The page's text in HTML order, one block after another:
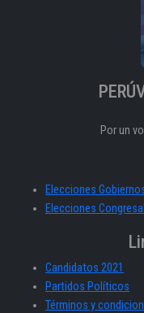
Por un
Elecciones
Elecciones
Candidatos 2021
Partidos Políticos
Términos y